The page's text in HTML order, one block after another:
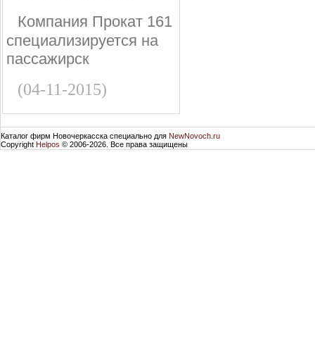
Компания Прокат 161
специализируется на
пассажирск
(04-11-2015)
Каталог фирм Новочеркасска специально для NewNovoch.ru
Copyright Helpos © 2006-2026. Все права защищены